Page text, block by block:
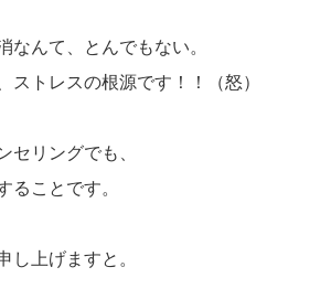
なんて、とんでもない。
ストレスの根源です！！（怒）
セリングでも、
ることです。
し上げますと。